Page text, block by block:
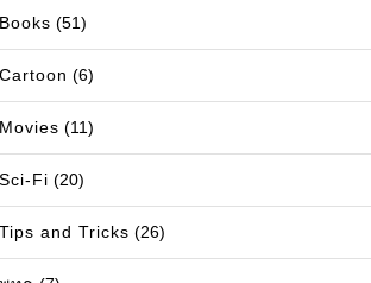
Books (51)
Cartoon (6)
Movies (11)
Sci-Fi (20)
Tips and Tricks (26)